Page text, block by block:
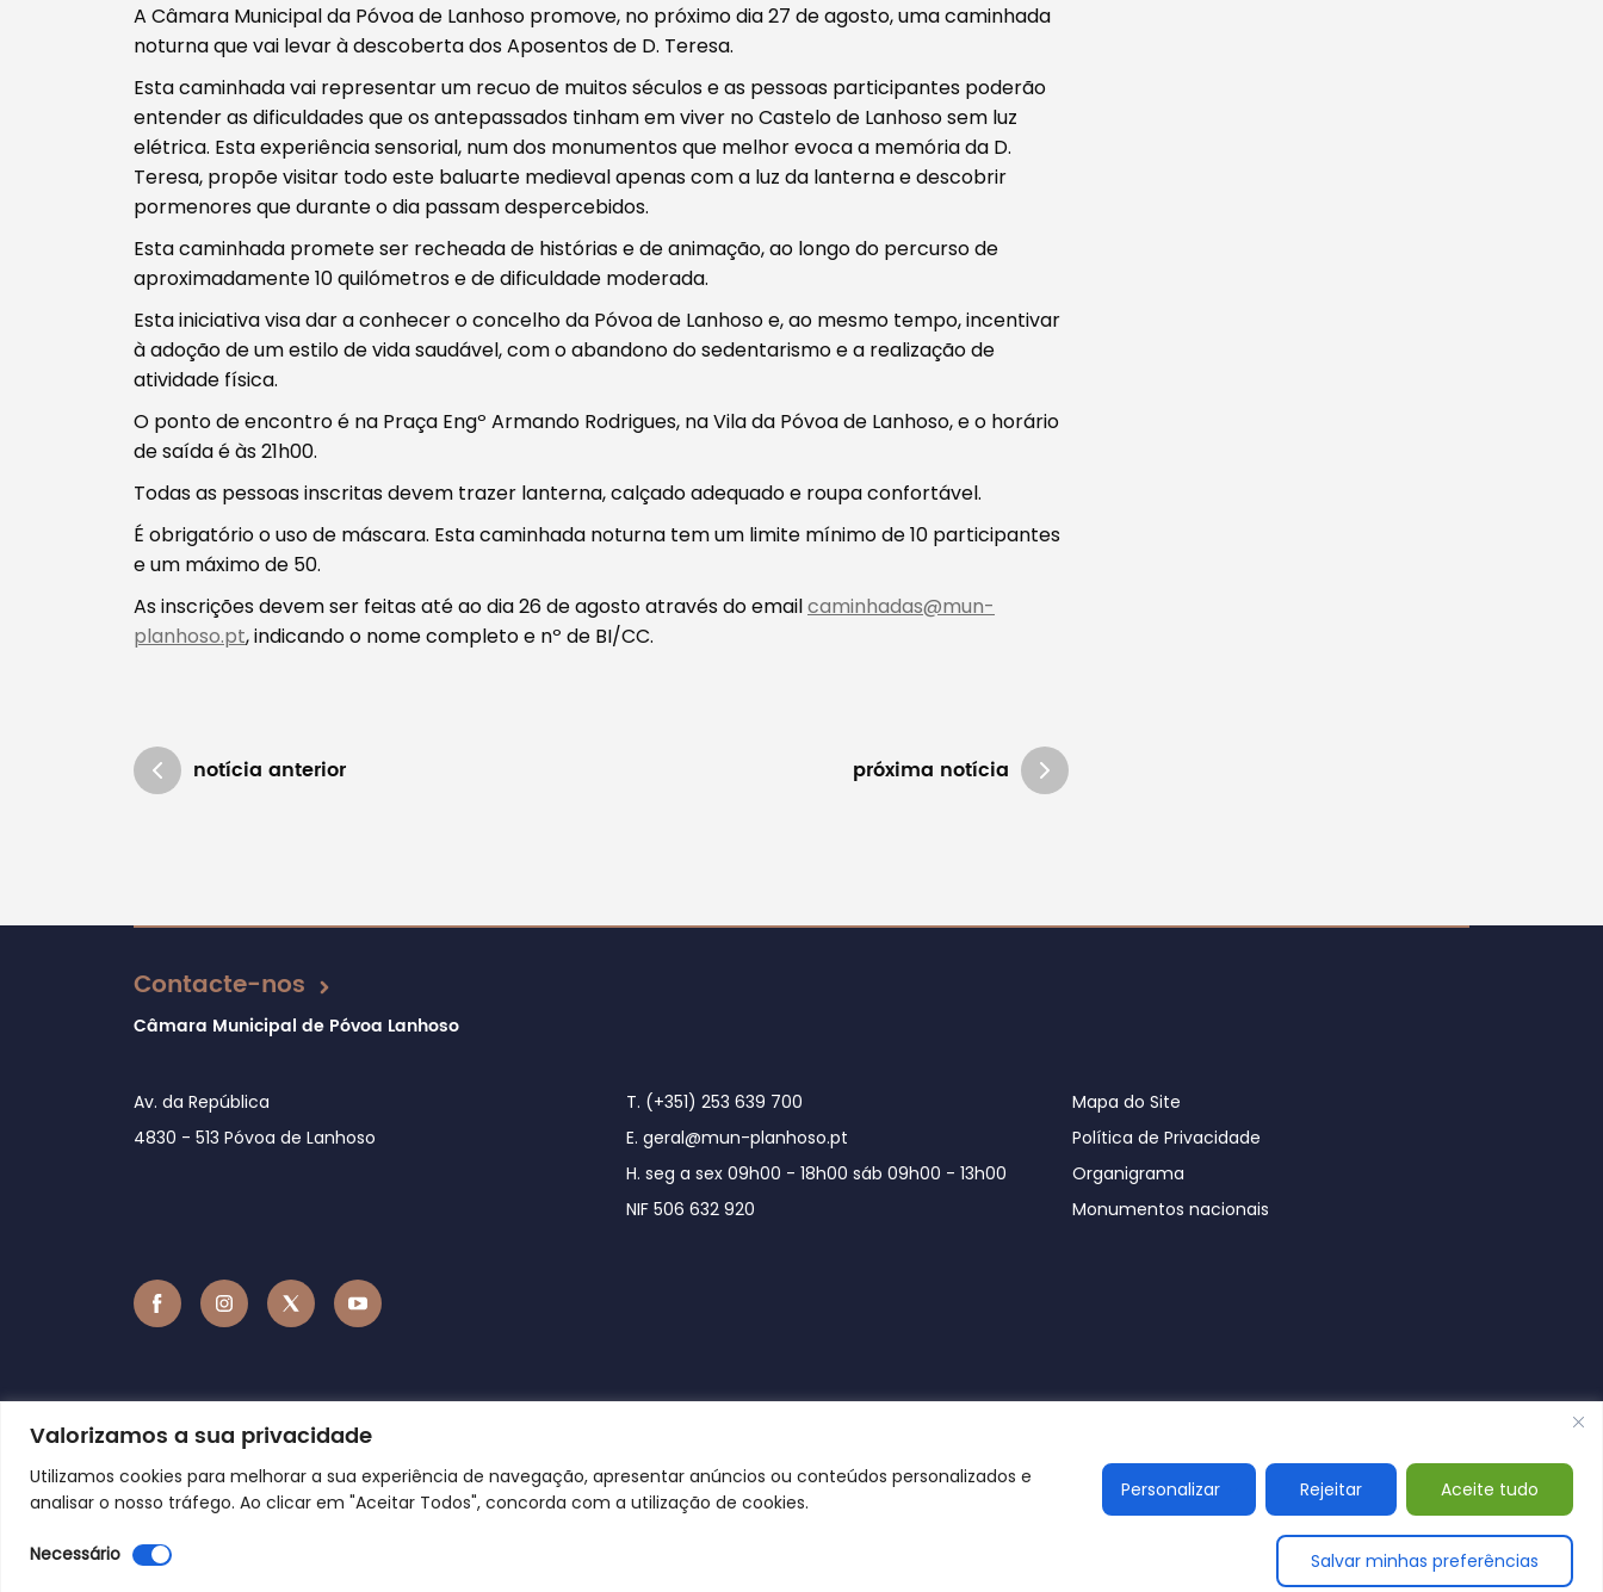
Valorizamos a sua privacidade
Utilizamos cookies para melhorar a sua experiência de navegação, apresentar anúncios ou conteúdos personalizados e
analisar o nosso tráfego. Ao clicar em "Aceitar Todos", concorda com a utilização de cookies.
Personalizar Rejeitar Aceite tudo
Necessário Salvar minhas preferências
Procurar
Tipo de conteúdo
Filtros
A Câmara Municipal da Póvoa de Lanhoso promove, no próximo dia 27 de agosto, uma caminhada
noturna que vai levar à descoberta dos Aposentos de D. Teresa.
Esta caminhada vai representar um recuo de muitos séculos e as pessoas participantes poderão
entender as dificuldades que os antepassados tinham em viver no Castelo de Lanhoso sem luz
elétrica. Esta experiência sensorial, num dos monumentos que melhor evoca a memória da D.
Teresa, propõe visitar todo este baluarte medieval apenas com a luz da lanterna e descobrir
pormenores que durante o dia passam despercebidos.
Esta caminhada promete ser recheada de histórias e de animação, ao longo do percurso de
aproximadamente 10 quilómetros e de dificuldade moderada.
Esta iniciativa visa dar a conhecer o concelho da Póvoa de Lanhoso e, ao mesmo tempo, incentivar
à adoção de um estilo de vida saudável, com o abandono do sedentarismo e a realização de
atividade física.
O ponto de encontro é na Praça Engº Armando Rodrigues, na Vila da Póvoa de Lanhoso, e o horário
de saída é às 21h00.
Todas as pessoas inscritas devem trazer lanterna, calçado adequado e roupa confortável.
É obrigatório o uso de máscara. Esta caminhada noturna tem um limite mínimo de 10 participantes
e um máximo de 50.
As inscrições devem ser feitas até ao dia 26 de agosto através do emailcaminhadas@mun-
planhoso.pt, indicando o nome completo e nº de BI/CC.
notícia anterior próxima notícia
Atualizado em 17/08/2021
Contacte-nos
Câmara Municipal de Póvoa Lanhoso
Av. da República
4830 - 513 Póvoa de Lanhoso
T. (+351) 253 639 700
E. geral@mun-planhoso.pt
H. seg a sex 09h00 - 18h00 sáb 09h00 - 13h00
NIF 506 632 920
Mapa do Site
Política de Privacidade
Organigrama
Monumentos nacionais